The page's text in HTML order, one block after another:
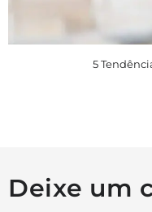
5
Deixe um